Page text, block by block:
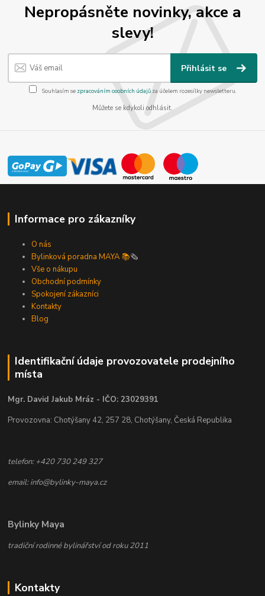
Nepropásněte novinky, akce a
slevy!
Přihlásit se
Souhlasím se zpracováním osobních údajůza účelem rozesílky newsletteru.
Můžete se kdykoli odhlásit.
Informace pro zákazníky
O nás
Bylinková poradna MAYA 📚🗞️
Vše o nákupu
Obchodní podmínky
Spokojení zákazníci
Kontakty
Blog
Identifikační údaje provozovatele prodejního
místa
Mgr. David Jakub Mráz - IČO: 23029391
Provozovna: Chotýšany 42, 257 28, Chotýšany, Česká Republika
telefon: +420 730 249 327
email: info@bylinky-maya.cz
Bylinky Maya
tradiční rodinné bylinářství od roku 2011
Kontakty